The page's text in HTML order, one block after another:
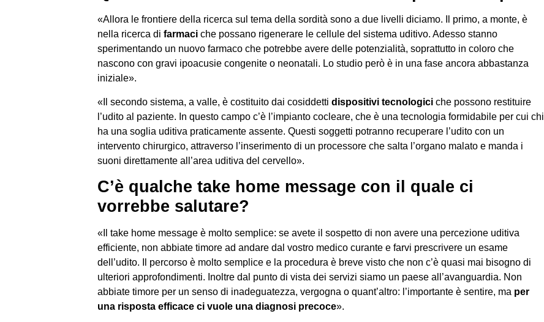
«Allora le frontiere della ricerca sul tema della sordità sono a due livelli diciamo. Il primo, a monte, è
nella ricerca di farmaciche possano rigenerare le cellule del sistema uditivo. Adesso stanno
sperimentando un nuovo farmaco che potrebbe avere delle potenzialità, soprattutto in coloro che
nascono con gravi ipoacusie congenite o neonatali. Lo studio però è in una fase ancora abbastanza
iniziale».
«Il secondo sistema, a valle, è costituito dai cosiddetti dispositivi tecnologiciche possono restituire
l’udito al paziente. In questo campo c’è l’impianto cocleare, che è una tecnologia formidabile per cui chi
ha una soglia uditiva praticamente assente. Questi soggetti potranno recuperare l’udito con un
intervento chirurgico, attraverso l’inserimento di un processore che salta l’organo malato e manda i
suoni direttamente all’area uditiva del cervello».
C’è qualche take home message con il quale ci
vorrebbe salutare?
«Il take home message è molto semplice: se avete il sospetto di non avere una percezione uditiva
efficiente, non abbiate timore ad andare dal vostro medico curante e farvi prescrivere un esame
dell’udito. Il percorso è molto semplice e la procedura è breve visto che non c’è quasi mai bisogno di
ulteriori approfondimenti. Inoltre dal punto di vista dei servizi siamo un paese all’avanguardia. Non
abbiate timore per un senso di inadeguatezza, vergogna o quant’altro: l’importante è sentire, ma per
una risposta efficace ci vuole una diagnosi precoce».